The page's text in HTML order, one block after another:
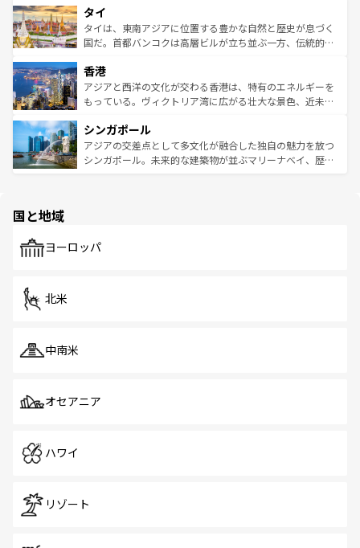
リティに包まれながら、韓国の多彩な魅力を心ゆくまで味
わってみてほしい。 なお、新着の韓国情報はコンテンツ一
覧を参照してほしい。
急速な発展と共に伝統が息づく。ハノイの古い町並みやホ
ーチミン市のフランス統治時代の建物も、独特の雰囲気を
醸し出している。また、バラエティの豊かさとおいしさで
とつ。フォーやバインミー、ベトナムコーヒーなどは、ぜ
ひ現地で味わいたい。どの地域を訪れてもあたたかい人々
が旅行者を迎えてくれるので、きっと忘れられない旅にな
参照してほしい。
タイ
タイは、東南アジアに位置する豊かな自然と歴史が息づく
国だ。首都バンコクは高層ビルが立ち並ぶ一方、伝統的な
の活気が交差している。北部ではチェンマイなどの山岳地
帯で自然と触れ合い、南部ではプーケットやクラビの美し
いビーチでリゾート気分を楽しむことができる。タイ料理
激する。気候は一年中温暖で、どの季節にも異なる楽しみ
が待っている。親しみやすいタイの人々、仏教を中心とし
た文化、そして多様な観光資源が、訪れる旅人を魅了し続
香港
アジアと西洋の文化が交わる香港は、特有のエネルギーを
もっている。ヴィクトリア湾に広がる壮大な景色、近未来
み、どこを訪れても感動するはず。観光スポットが密集し
ており、効率よく見どころを回れるのも魅力。息をのむよ
うな絶景から文化的な体験まで、香港を存分に楽しみ尽く
シンガポール
アジアの交差点として多文化が融合した独自の魅力を放つ
シンガポール。未来的な建築物が並ぶマリーナベイ、歴史
で、ホーカーズは地元の風情を楽しめる外せないスポット
国と地域
ヨーロッパ
北米
中南米
オセアニア
ハワイ
リゾート